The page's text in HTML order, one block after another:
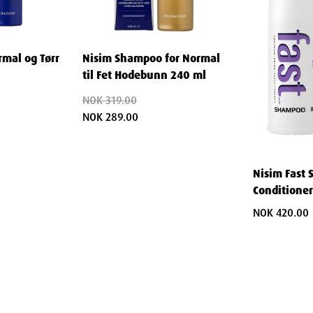
Minoksidil med å
forlenge hårets vekstfase.
daglig ritual. Du må bruke
og Tørr
Nisim Shampoo for Normal
til Fet Hodebunn 240 ml
NOK 319.00
NOK 289.00
Nisim Fast
NOK 420.00